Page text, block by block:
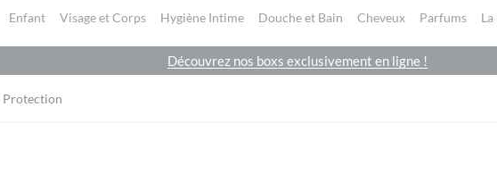
Enfant Visage et Corps Hygiène Intime Douche et Bain Cheveux Parfums
Découvrez nos boxs exclusivement en ligne !
Protection